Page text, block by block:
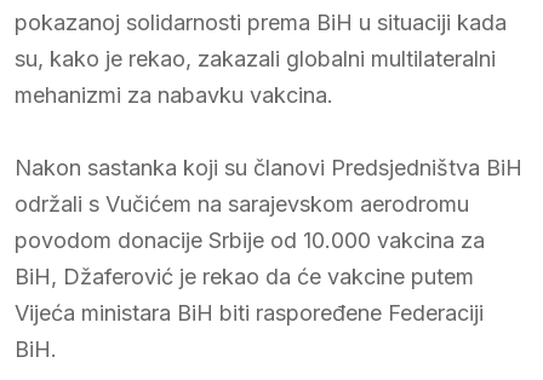
pokazanoj solidarnosti prema BiH u situaciji kada
su, kako je rekao, zakazali globalni multilateralni
mehanizmi za nabavku vakcina.
Nakon sastanka koji su članovi Predsjedništva BiH
održali s Vučićem na sarajevskom aerodromu
povodom donacije Srbije od 10.000 vakcina za
BiH, Džaferović je rekao da će vakcine putem
Vijeća ministara BiH biti raspoređene Federaciji
BiH.